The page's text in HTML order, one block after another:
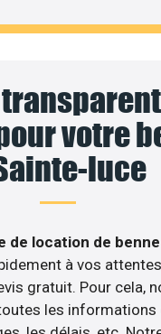
votre
luce
de location de
à vos
gratuit. Pour cela,
les informations